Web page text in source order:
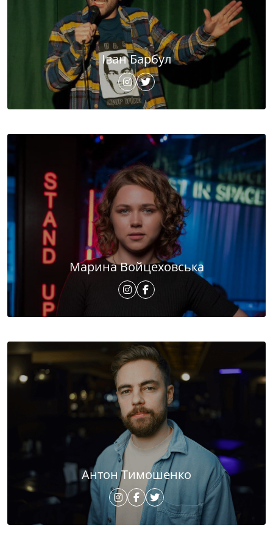
Іван Барбул
Марина Войцеховська
Антон Тимошенко